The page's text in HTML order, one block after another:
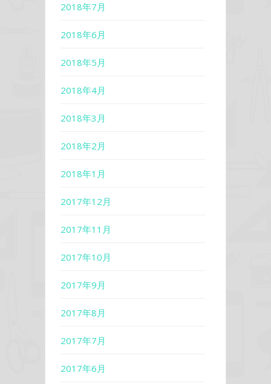
2018年7月
2018年6月
2018年5月
2018年4月
2018年3月
2018年2月
2018年1月
2017年12月
2017年11月
2017年10月
2017年9月
2017年8月
2017年7月
2017年6月